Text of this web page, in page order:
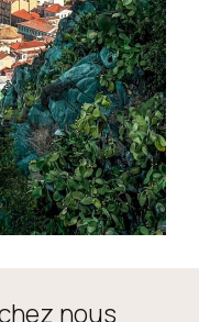
nous